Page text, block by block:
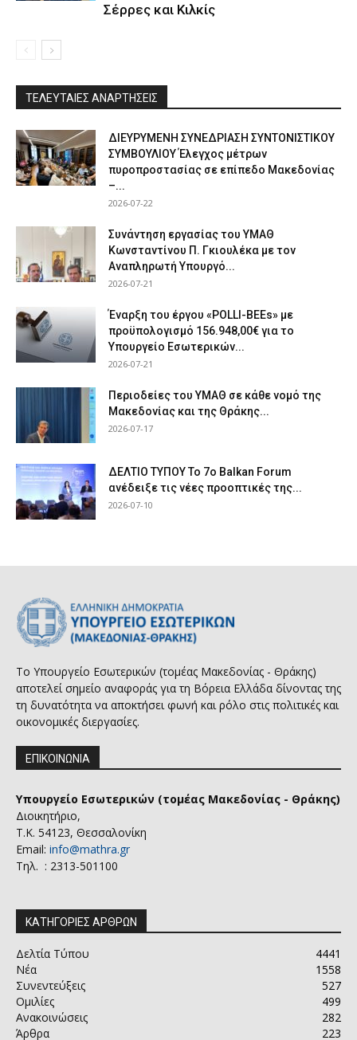
Σέρρες και Κιλκίς
ΤΕΛΕΥΤΑΙΕΣ ΑΝΑΡΤΗΣΕΙΣ
ΔΙΕΥΡΥΜΕΝΗ ΣΥΝΕΔΡΙΑΣΗ ΣΥΝΤΟΝΙΣΤΙΚΟΥ
ΣΥΜΒΟΥΛΙΟΥ Έλεγχος μέτρων
πυροπροστασίας σε επίπεδο Μακεδονίας
–...
2026-07-22
Συνάντηση εργασίας του ΥΜΑΘ
Κωνσταντίνου Π. Γκιουλέκα με τον
Αναπληρωτή Υπουργό...
2026-07-21
Έναρξη του έργου «POLLI-BEEs» με
προϋπολογισμό 156.948,00€ για το
Υπουργείο Εσωτερικών...
2026-07-21
Περιοδείες του ΥΜΑΘ σε κάθε νομό της
Μακεδονίας και της Θράκης...
2026-07-17
ΔΕΛΤΙΟ ΤΥΠΟΥ Το 7ο Balkan Forum
ανέδειξε τις νέες προοπτικές της...
2026-07-10
Το Υπουργείο Εσωτερικών (τομέας Μακεδονίας - Θράκης)
αποτελεί σημείο αναφοράς για τη Βόρεια Ελλάδα δίνοντας της
τη δυνατότητα να αποκτήσει φωνή και ρόλο στις πολιτικές και
οικονομικές διεργασίες.
ΕΠΙΚΟΙΝΩΝΙΑ
Υπουργείο Εσωτερικών (τομέας Μακεδονίας - Θράκης)
Διοικητήριο,
Τ.Κ. 54123, Θεσσαλονίκη
Email: info@mathra.gr
Τηλ. : 2313-501100
ΚΑΤΗΓΟΡΙΕΣ ΑΡΘΡΩΝ
Δελτία Τύπου
4441
Νέα
1558
Συνεντεύξεις
527
Ομιλίες
499
Ανακοινώσεις
282
Άρθρα
223